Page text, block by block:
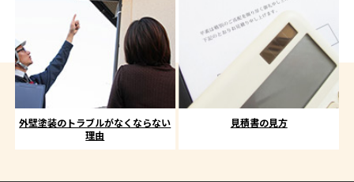
外壁塗装のトラブルがなくならない
理由
見積書の見方